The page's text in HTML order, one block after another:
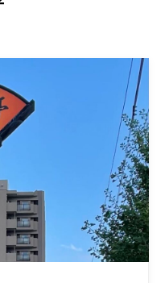
プライバシーポリシー
お問い合わせ